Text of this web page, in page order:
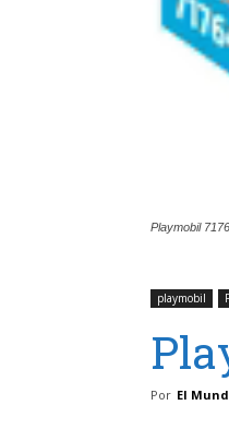
Playmobil
playmobil
Por El